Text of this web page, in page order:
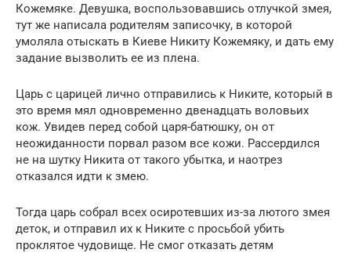
Кожемяке. Девушка, воспользовавшись отлучкой змея,
тут же написала родителям записочку, в которой
умоляла отыскать в Киеве Никиту Кожемяку, и дать ему
задание вызволить ее из плена.
Царь с царицей лично отправились к Никите, который в
это время мял одновременно двенадцать воловьих
кож. Увидев перед собой царя-батюшку, он от
неожиданности порвал разом все кожи. Рассердился
не на шутку Никита от такого убытка, и наотрез
отказался идти к змею.
Тогда царь собрал всех осиротевших из-за лютого змея
деток, и отправил их к Никите с просьбой убить
проклятое чудовище. Не смог отказать детям